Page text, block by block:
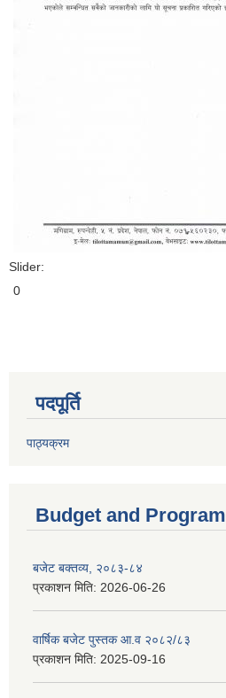
Slider:
0
पदपूर्ति
पाठ्यक्रम
Budget and Program
बजेट बक्तव्य, २०८३-८४
प्रकाशन मिति: 2026-06-26
वार्षिक बजेट पुस्तक आ.व २०८२/८३
प्रकाशन मिति: 2025-09-16